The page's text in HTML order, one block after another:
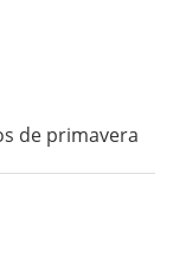
de primavera